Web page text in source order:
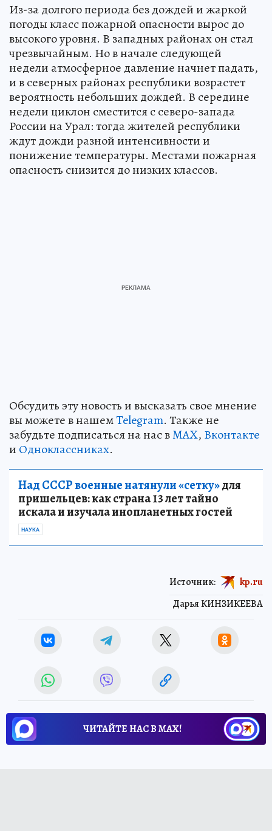
Из-за долгого периода без дождей и жаркой
погоды класс пожарной опасности вырос до
высокого уровня. В западных районах он стал
чрезвычайным. Но в начале следующей
недели атмосферное давление начнет падать,
и в северных районах республики возрастет
вероятность небольших дождей. В середине
недели циклон сместится с северо-запада
России на Урал: тогда жителей республики
ждут дожди разной интенсивности и
понижение температуры. Местами пожарная
опасность снизится до низких классов.
Обсудить эту новость и высказать свое мнение
вы можете в нашемTelegram. Также не
забудьте подписаться на нас вMAX, Вконтакте
и Одноклассниках.
Над СССР военные натянули «сетку»для
пришельцев: как страна 13 лет тайно
искала и изучала инопланетных гостей
НАУКА
Дарья КИНЗИКЕЕВА
Источник: kp.ru
ЧИТАЙТЕ НАС В МАХ!